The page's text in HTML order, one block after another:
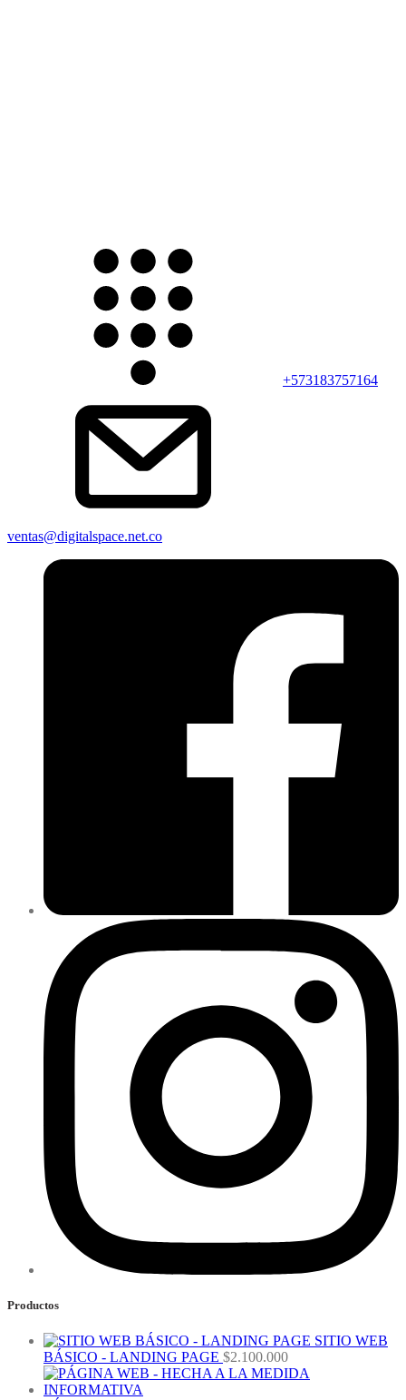
+573183757164
ventas@digitalspace.net.co
Productos
SITIO WEB
BÁSICO - LANDING PAGE $2.100.000